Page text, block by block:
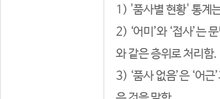
1) '품사별 현황' 통계
2) ‘어미’와 ‘접사’는
와 같은 층위로 처리함.
3) ‘품사 없음’은 ‘어